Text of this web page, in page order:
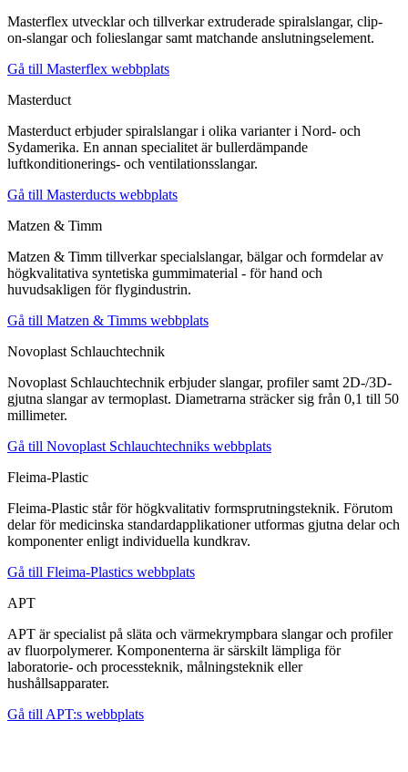
Masterflex utvecklar och tillverkar extruderade spiralslangar, clip-
on-slangar och folieslangar samt matchande anslutningselement.
Gå till Masterflex webbplats
Masterduct
Masterduct erbjuder spiralslangar i olika varianter i Nord- och
Sydamerika. En annan specialitet är bullerdämpande
luftkonditionerings- och ventilationsslangar.
Gå till Masterducts webbplats
Matzen & Timm
Matzen & Timm tillverkar specialslangar, bälgar och formdelar av
högkvalitativa syntetiska gummimaterial - för hand och
huvudsakligen för flygindustrin.
Gå till Matzen & Timms webbplats
Novoplast Schlauchtechnik
Novoplast Schlauchtechnik erbjuder slangar, profiler samt 2D-/3D-
gjutna slangar av termoplast. Diametrarna sträcker sig från 0,1 till 50
millimeter.
Gå till Novoplast Schlauchtechniks webbplats
Fleima-Plastic
Fleima-Plastic står för högkvalitativ formsprutningsteknik. Förutom
delar för medicinska standardapplikationer utformas gjutna delar och
komponenter enligt individuella kundkrav.
Gå till Fleima-Plastics webbplats
APT
APT är specialist på släta och värmekrympbara slangar och profiler
av fluorpolymerer. Komponenterna är särskilt lämpliga för
laboratorie- och processteknik, målningsteknik eller
hushållsapparater.
Gå till APT:s webbplats